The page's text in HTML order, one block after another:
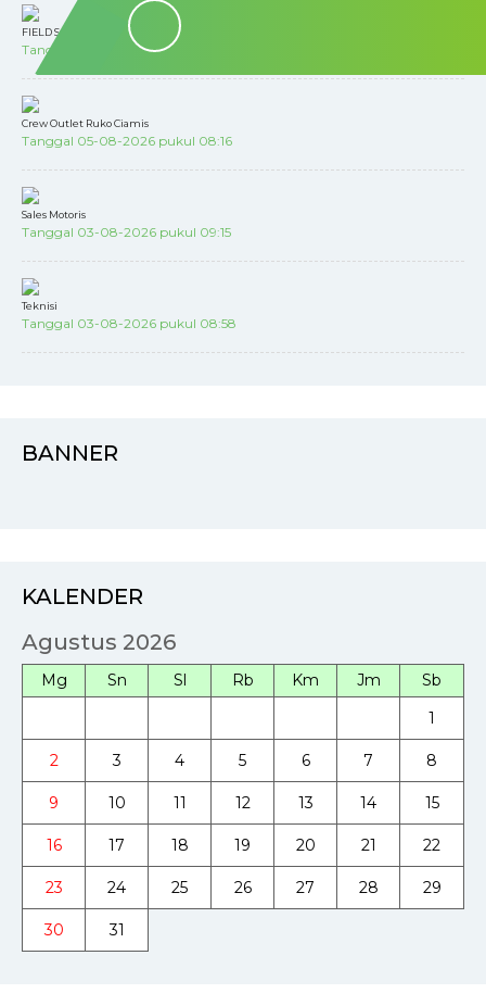
FIELD SALES REPRESENTATIVE
Tanggal 05-08-2026 pukul 08:18
Crew Outlet Ruko Ciamis
Tanggal 05-08-2026 pukul 08:16
Sales Motoris
Tanggal 03-08-2026 pukul 09:15
Teknisi
Tanggal 03-08-2026 pukul 08:58
BANNER
KALENDER
Agustus 2026
Mg Sn Sl Rb Km Jm
Sb
1
2 3 4 5 6 7 8
9 10 11 12 13 14 15
16 17 18 19 20 21 22
23 24 25 26 27 28 29
30 31